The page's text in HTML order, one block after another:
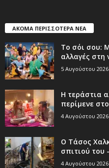
ΑΚΟΜΑ ΠΕΡΙΣΣΟΤΕΡΑ ΝΕΑ
Το σόι σου:
αλλαγές στη
5 Αυγούστου 2026
Η τεράστια
περίμενε
4 Αυγούστου 2026
Ο Τάσος
σπιτιού του
4 Αυγούστου 2026